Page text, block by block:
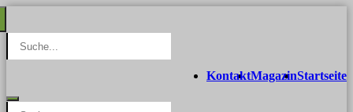
Startseite
Magazin
Kontakt